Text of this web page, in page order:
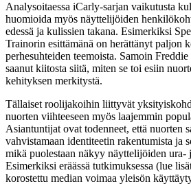
Analysoitaessa iCarly-sarjan vaikutusta
huomioida myös näyttelijöiden
edessä ja kulissien takana. Esimerkiksi
Trainorin esittämänä on herättänyt paljon
perhesuhteiden teemoista. Samoin
saanut kiitosta siitä, miten se toi esiin
kehityksen merkitystä.
Tällaiset roolijakoihin liittyvät
nuorten viihteeseen myös laajemmin
Asiantuntijat ovat todenneet, että nuorten
vahvistamaan identiteetin rakentumista ja
mikä puolestaan näkyy näyttelijöiden ura-
Esimerkiksi eräässä tutkimuksessa (lue
korostettu median voimaa yleisön